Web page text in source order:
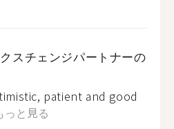
スチェンジパートナーの
patient and good
っと見る